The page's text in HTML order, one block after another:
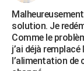
solution. Je
Comme le
j’ai déjà
l’alimentation de